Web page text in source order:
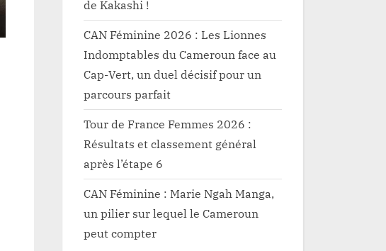
de Kakashi !
CAN Féminine 2026 : Les Lionnes
Indomptables du Cameroun face au
Cap-Vert, un duel décisif pour un
parcours parfait
Tour de France Femmes 2026 :
Résultats et classement général
après l’étape 6
CAN Féminine : Marie Ngah Manga,
un pilier sur lequel le Cameroun
peut compter